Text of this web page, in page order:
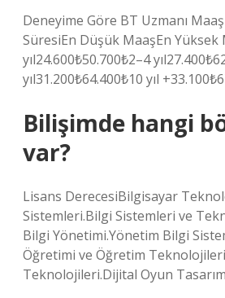
Deneyime Göre BT Uzmanı
SüresiEn Düşük MaaşEn Yüksek
yıl24.600₺50.700₺2–4
yıl31.200₺64.400₺10 yıl
Bilişimde hangi
var?
Lisans DerecesiBilgisayar
Sistemleri.Bilgi Sistemleri ve
Bilgi Yönetimi.Yönetim Bilgi
Öğretimi ve Öğretim
Teknolojileri.Dijital Oyun